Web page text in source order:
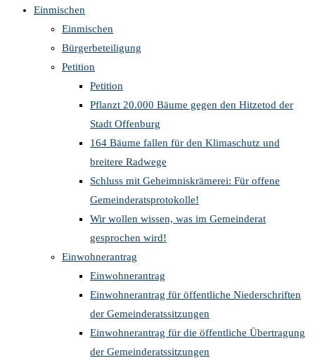
Einmischen
Einmischen
Bürgerbeteiligung
Petition
Petition
Pflanzt 20.000 Bäume gegen den Hitzetod der
Stadt Offenburg
164 Bäume fallen für den Klimaschutz und
breitere Radwege
Schluss mit Geheimniskrämerei: Für offene
Gemeinderatsprotokolle!
Wir wollen wissen, was im Gemeinderat
gesprochen wird!
Einwohnerantrag
Einwohnerantrag
Einwohnerantrag für öffentliche Niederschriften
der Gemeinderatssitzungen
Einwohnerantrag für die öffentliche Übertragung
der Gemeinderatssitzungen